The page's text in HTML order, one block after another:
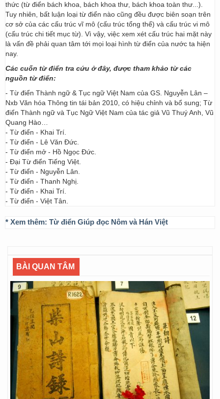
thức (từ điển bách khoa, bách khoa thư, bách khoa toàn thư...).
Tuy nhiên, bất luận loại từ điển nào cũng đều được biên soạn trên
cơ sở của các cấu trúc vĩ mô (cấu trúc tổng thể) và cấu trúc vi mô
(cấu trúc chi tiết mục từ). Vì vậy, việc xem xét cấu trúc hai mặt này
là vấn đề phải quan tâm tới mọi loại hình từ điển của nước ta hiện
nay.
Các cuốn từ điển tra cứu ở đây, được tham khảo từ các
nguồn từ điển:
- Từ điển Thành ngữ & Tục ngữ Việt Nam của GS. Nguyễn Lân –
Nxb Văn hóa Thông tin tái bản 2010, có hiệu chỉnh và bổ sung; Từ
điển Thành ngữ và Tục Ngữ Việt Nam của tác giả Vũ Thuý Anh, Vũ
Quang Hào…
- Từ điển - Khai Trí.
- Từ điển - Lê Văn Đức.
- Từ điển mở - Hồ Ngọc Đức.
- Đại Từ điển Tiếng Việt.
- Từ điển - Nguyễn Lân.
- Từ điển - Thanh Nghị.
- Từ điển - Khai Trí.
- Từ điển - Việt Tân.
* Xem thêm: Từ điển Giúp đọc Nôm và Hán Việt
BÀI QUAN TÂM